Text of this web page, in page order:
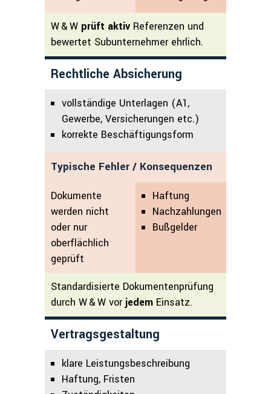
W & W prüft aktiv Referenzen und
bewertet Subunternehmer ehrlich.
Rechtliche Absicherung
vollständige Unterlagen (A1,
Gewerbe, Versicherun­gen etc.)
korrekte Beschäfti­gungsform
Typische Fehler / Konsequenzen
Dokumente
werden nicht
oder nur
oberflächlich
geprüft
Haftung
Nachzahlungen
Bußgelder
Standardisierte Dokumentenprüfung
durch W & W vor jedem Einsatz.
Vertragsgestaltung
klare Leistungsbeschreibung
Haftung, Fristen